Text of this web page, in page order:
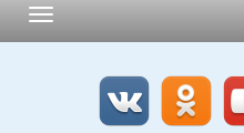
Навигация